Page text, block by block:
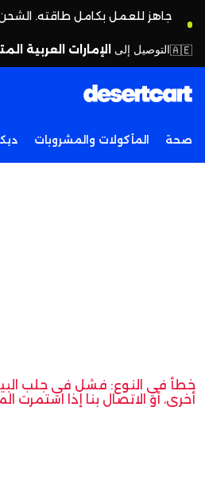
جاهز للعمل بكامل طاقته. الشحن
🇦🇪التوصيل إلى الإمارات العربية
صحة المأكولات والمشروبات
خطأ في النوع: فشل في جلب
أخرى، أو الاتصال بنا إذا استمرت